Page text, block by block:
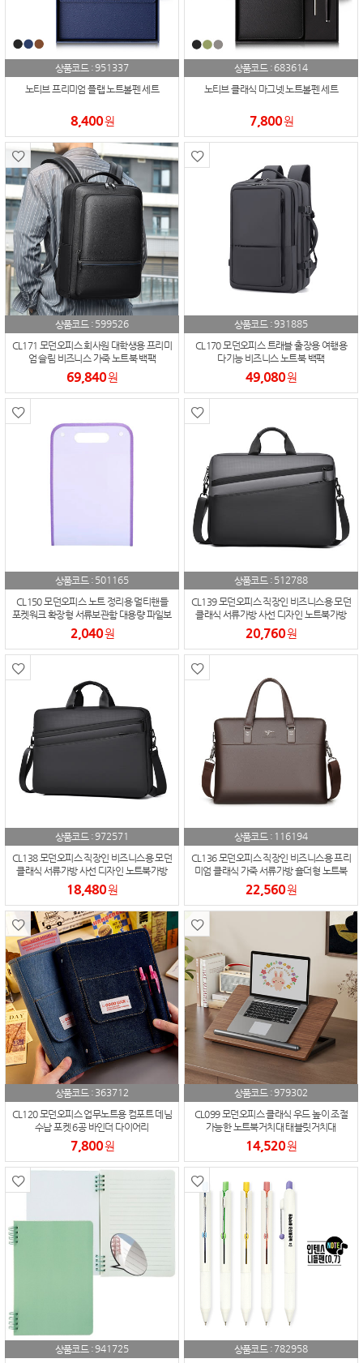
상품코드 :951337
노티브 프리미엄 플랩 노트볼펜 세트
8,400원
상품코드 : 683614
노티브 클래식 마그넷 노트볼펜 세트
7,800원
상품코드 : 599526
CL171 모던오피스 회사원 대학생용 프리미
엄 슬림 비즈니스 가죽 노트북 백팩
69,840원
상품코드 :931885
CL170 모던오피스 트래블 출장용 여행용
다기능 비즈니스 노트북 백팩
49,080원
상품코드 : 501165
CL150 모던오피스 노트 정리용 멀티핸들
포켓워크 확장형 서류보관함 대용량 파일보
관함
2,040원
상품코드 : 512788
CL139 모던오피스 직장인 비즈니스용 모던
클래식 서류가방 사선 디자인 노트북가방
17.3인치
20,760원
상품코드 :972571
CL138 모던오피스 직장인 비즈니스용 모던
클래식 서류가방 사선 디자인 노트북가방
15.6인치
18,480원
상품코드 : 116194
CL136 모던오피스 직장인 비즈니스용 프리
미엄 클래식 가죽 서류가방 숄더형 노트북
가방
22,560원
상품코드 : 363712
CL120 모던오피스 업무노트용 컴포트 데님
수납 포켓 6공 바인더 다이어리
7,800원
상품코드 :979302
CL099 모던오피스 클래식 우드 높이 조절
가능한 노트북거치대 태블릿거치대
14,520원
상품코드 :941725
상품코드 : 782958